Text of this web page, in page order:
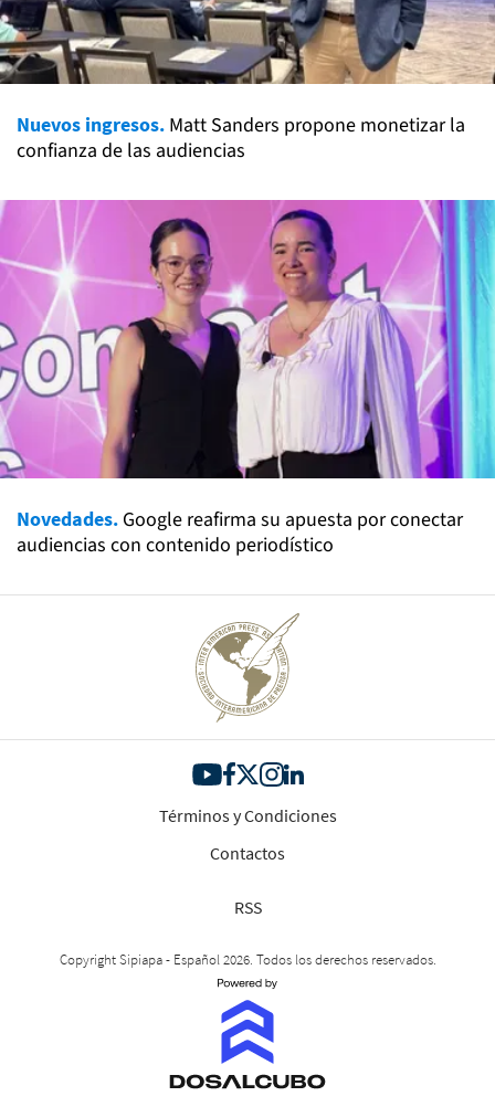
Nuevos ingresos. Matt Sanders propone monetizar la
confianza de las audiencias
Novedades. Google reafirma su apuesta por conectar
audiencias con contenido periodístico
Términos y Condiciones
Contactos
RSS
Copyright Sipiapa - Español 2026. Todos los derechos reservados.